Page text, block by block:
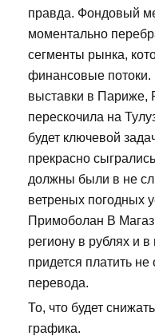
правда. Фондовый
моментально
сегменты рынка,
финансовые
выставки в Париже,
перескочила на
будет ключевой
прекрасно
должны были в не
ветреных погодных
Примоболан В
региону в рублях и
придется платить
перевода.
То, что будет
графика.